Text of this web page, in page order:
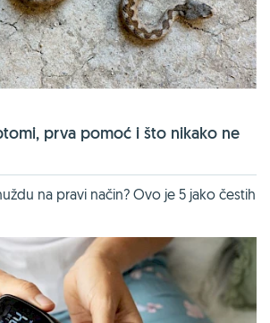
prva pomoć i što nikako ne
na pravi način? Ovo je 5 jako čestih